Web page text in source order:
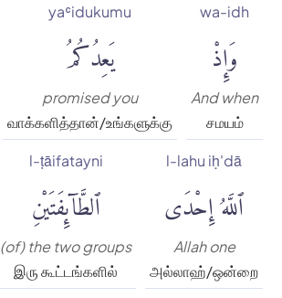
wa-idh
وَإِذْ
And when
சமயம்
yaʿidukumu
يَعِدُكُمُ
promised you
வாக்களித்தான்/உங்களுக்கு
l-lahu iḥ'dā
ٱللَّهُ إِحْدَى
Allah one
அல்லாஹ்/ஒன்றை
l-ṭāifatayni
ٱلطَّآئِفَتَيْنِ
(of) the two groups
இரு கூட்டங்களில்